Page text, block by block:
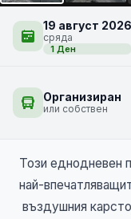
СЕДМИЧНА
19 август 2026
сряда
1 Ден
Организиран
или собствен
Този еднодневен
най-
въздушния